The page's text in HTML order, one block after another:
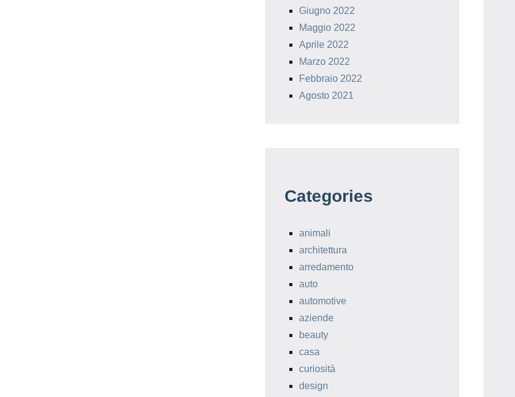
Giugno 2022
Maggio 2022
Aprile 2022
Marzo 2022
Febbraio 2022
Agosto 2021
Categories
animali
architettura
arredamento
auto
automotive
aziende
beauty
casa
curiosità
design